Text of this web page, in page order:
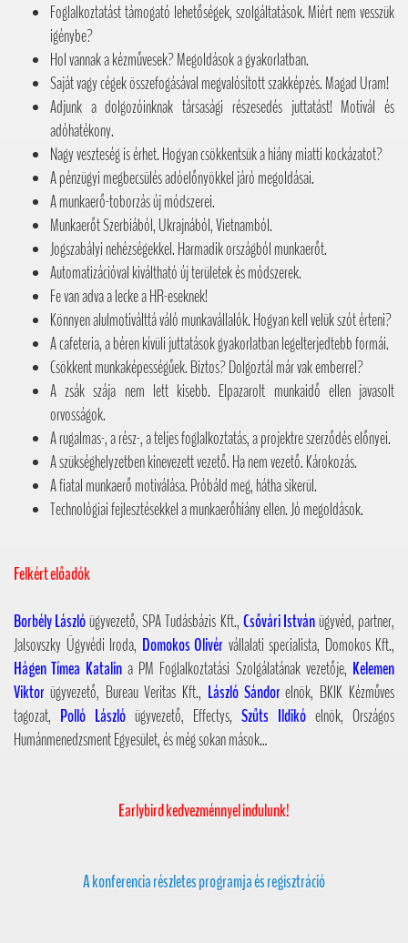
Foglalkoztatást támogató lehetőségek, szolgáltatások. Miért nem vesszük
igénybe?
Hol vannak a kézművesek? Megoldások a gyakorlatban.
Saját vagy cégek összefogásával megvalósított szakképzés. Magad Uram!
Adjunk a dolgozóinknak társasági részesedés juttatást! Motivál és
adóhatékony.
Nagy veszteség is érhet. Hogyan csökkentsük a hiány miatti kockázatot?
A pénzügyi megbecsülés adóelőnyökkel járó megoldásai.
A munkaerő-toborzás új módszerei.
Munkaerőt Szerbiából, Ukrajnából, Vietnamból.
Jogszabályi nehézségekkel. Harmadik országból munkaerőt.
Automatizációval kiváltható új területek és módszerek.
Fe van adva a lecke a HR-eseknek!
Könnyen alulmotiválttá váló munkavállalók. Hogyan kell velük szót érteni?
A cafeteria, a béren kívüli juttatások gyakorlatban legelterjedtebb formái.
Csökkent munkaképességűek. Biztos? Dolgoztál már vak emberrel?
A zsák szája nem lett kisebb. Elpazarolt munkaidő ellen javasolt
orvosságok.
A rugalmas-, a rész-, a teljes foglalkoztatás, a projektre szerződés előnyei.
A szükséghelyzetben kinevezett vezető. Ha nem vezető. Károkozás.
A fiatal munkaerő motiválása. Próbáld meg, hátha sikerül.
Technológiai fejlesztésekkel a munkaerőhiány ellen. Jó megoldások.
Felkért előadók
Borbély Lászlóügyvezető, SPA Tudásbázis Kft.,Csővári Istvánügyvéd, partner,
Jalsovszky Ügyvédi Iroda, Domokos Olivér vállalati specialista, Domokos Kft.,
Hágen Tímea Katalina PM Foglalkoztatási Szolgálatának vezetője, Kelemen
Viktor ügyvezető, Bureau Veritas Kft., László Sándor elnök, BKIK Kézműves
tagozat, Polló Lászlóügyvezető, Effectys,Szűts Ildikó elnök, Országos
Humánmenedzsment Egyesület, és még sokan mások…
Earlybird kedvezménnyel indulunk!
A konferencia részletes programja és regisztráció